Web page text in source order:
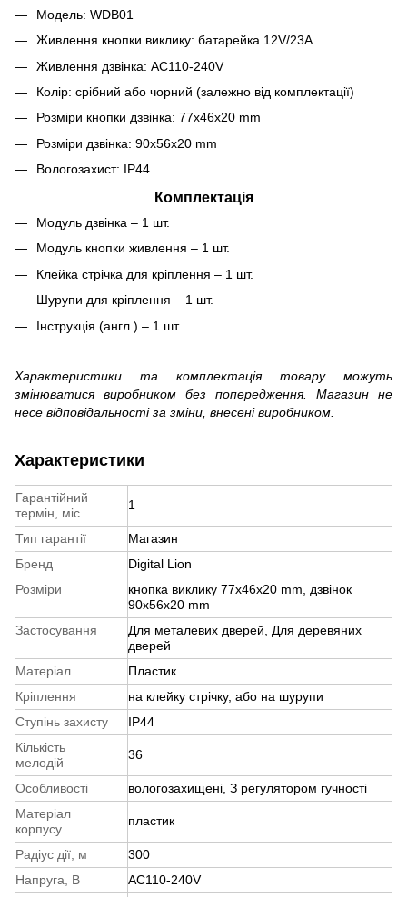
Модель: WDB01
Живлення кнопки виклику: батарейка 12V/23A
Живлення дзвінка: AC110-240V
Колір: срібний або чорний (залежно від комплектації)
Розміри кнопки дзвінка: 77x46x20 mm
Розміри дзвінка: 90x56x20 mm
Вологозахист: IP44
Комплектація
Модуль дзвінка – 1 шт.
Модуль кнопки живлення – 1 шт.
Клейка стрічка для кріплення – 1 шт.
Шурупи для кріплення – 1 шт.
Інструкція (англ.) – 1 шт.
Характеристики та комплектація товару можуть
змінюватися виробником без попередження. Магазин не
несе відповідальності за зміни, внесені виробником.
Характеристики
Гарантійний
термін, міс.
1
Тип гарантії
Магазин
Бренд
Digital Lion
Розміри
кнопка виклику 77x46x20 mm, дзвінок
90x56x20 mm
Застосування
Для металевих дверей, Для деревяних
дверей
Матеріал
Пластик
Кріплення
на клейку стрічку, або на шурупи
Ступінь захисту
IP44
Кількість
мелодій
36
Особливості
вологозахищені, З регулятором гучності
Матеріал
корпусу
пластик
Радіус дії, м
300
Напруга, В
AC110-240V